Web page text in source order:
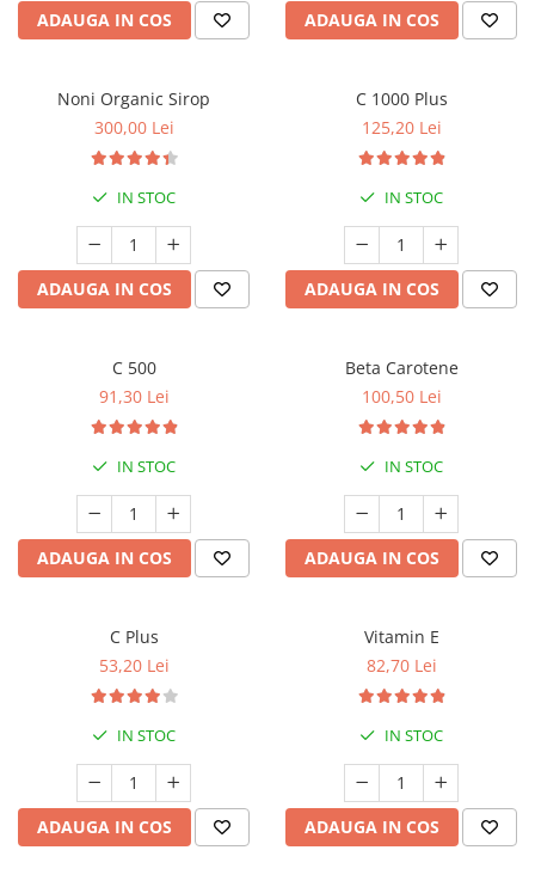
ADAUGA IN COS ADAUGA IN COS
Noni Organic Sirop
300,00 Lei
IN STOC
ADAUGA IN COS
C 1000 Plus
125,20 Lei
IN STOC
ADAUGA IN COS
C 500
91,30 Lei
IN STOC
ADAUGA IN COS
Beta Carotene
100,50 Lei
IN STOC
ADAUGA IN COS
C Plus
53,20 Lei
IN STOC
ADAUGA IN COS
Vitamin E
82,70 Lei
IN STOC
ADAUGA IN COS